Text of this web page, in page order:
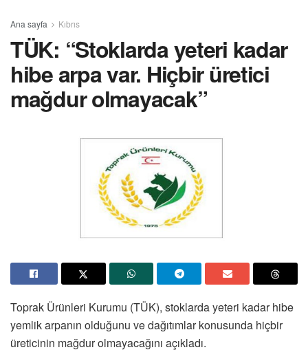
Ana sayfa Kıbrıs
TÜK: “Stoklarda yeteri kadar
hibe arpa var. Hiçbir üretici
mağdur olmayacak”
Toprak Ürünleri Kurumu (TÜK), stoklarda yeteri kadar hibe
yemlik arpanın olduğunu ve dağıtımlar konusunda hiçbir
üreticinin mağdur olmayacağını açıkladı.